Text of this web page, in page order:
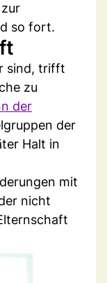
so fort.
sind, trifft
zu
der
der
Halt in
mit
nicht